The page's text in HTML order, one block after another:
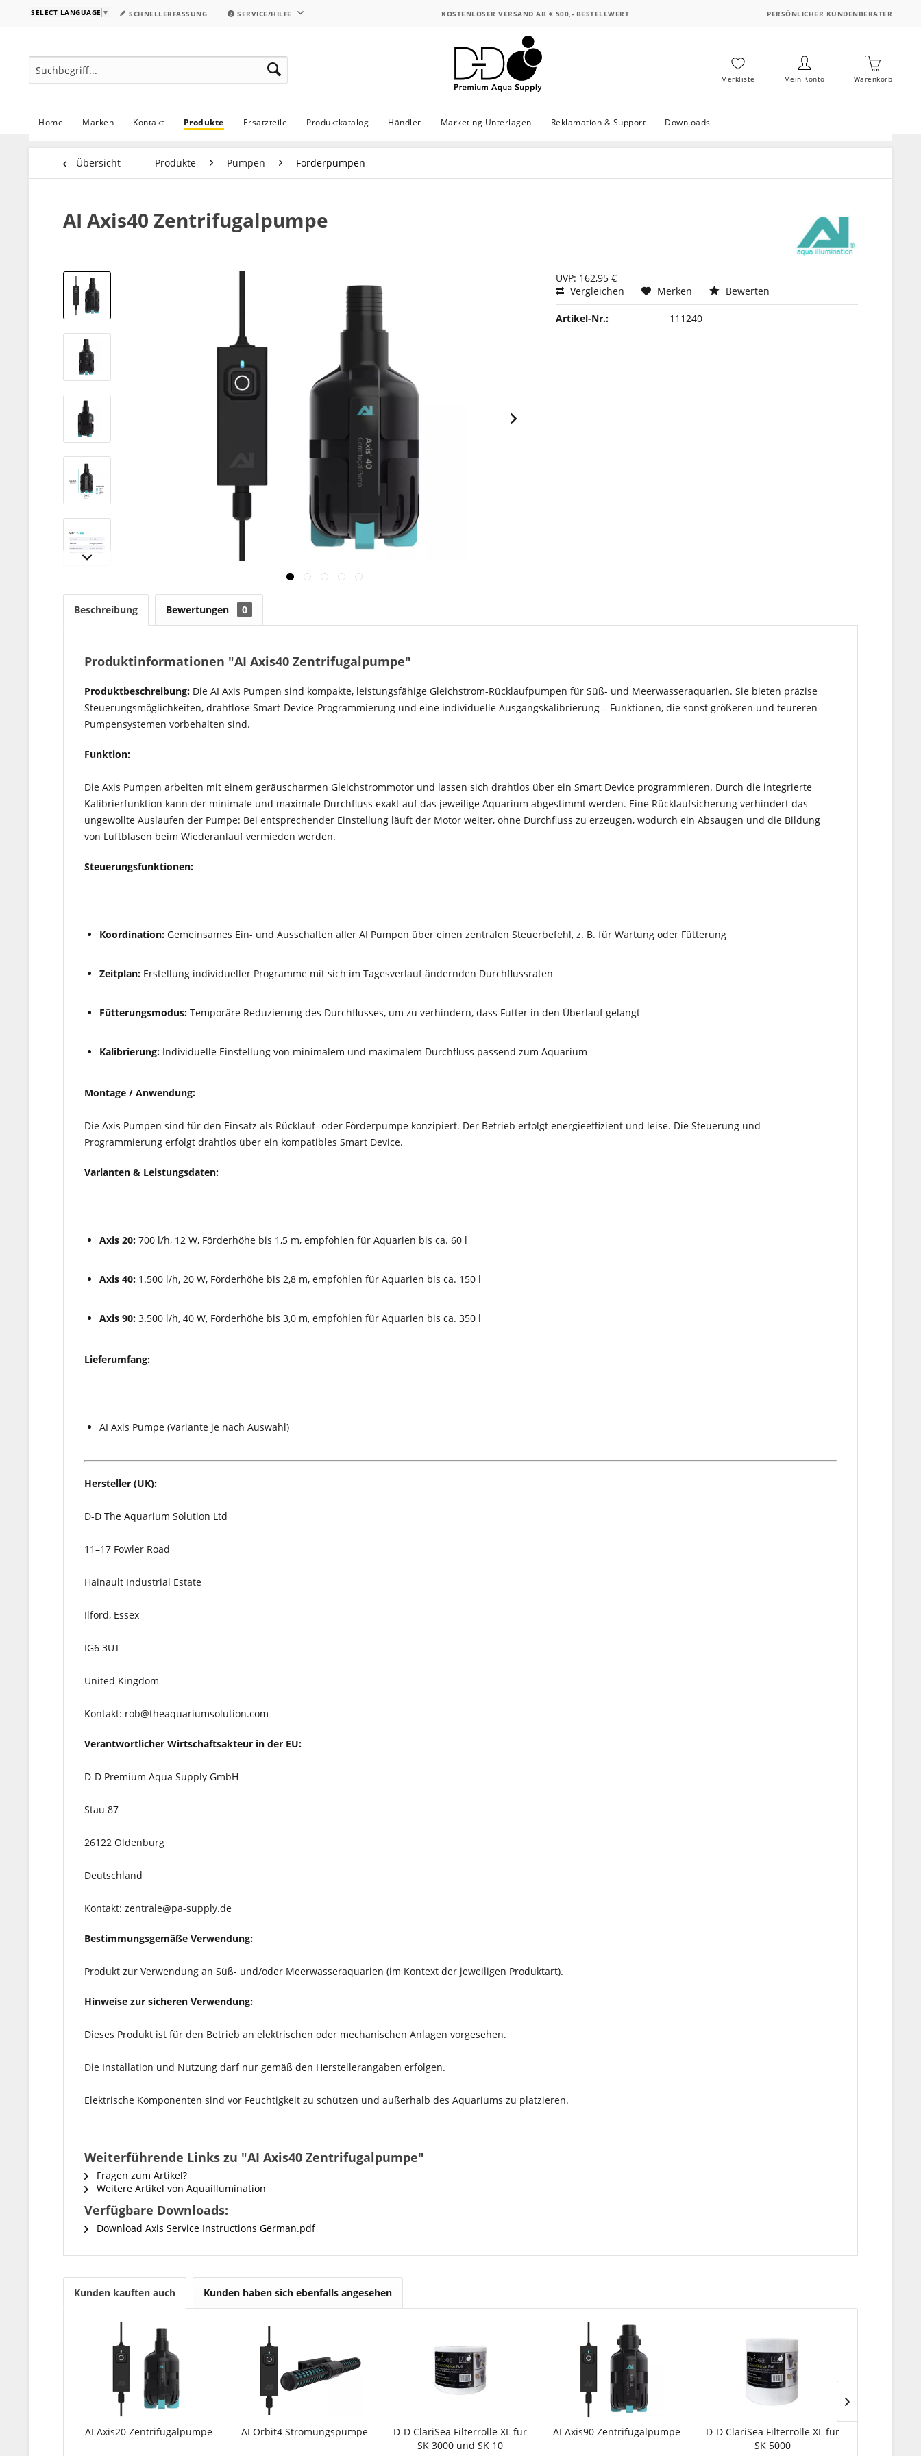
SELECT LANGUAGE ▼ SCHNELLERFASSUNG SERVICE/HILFE KOSTENLOSER VERSAND AB € 500,- BESTELLWERT PERSÖNLICHER KUNDENBERATER
Merkliste Mein Konto Warenkorb
Home Marken Kontakt Produkte Ersatzteile Produktkatalog Händler Marketing Unterlagen Reklamation & Support Downloads
Übersicht Produkte Pumpen Förderpumpen
AI Axis40 Zentrifugalpumpe
UVP: 162,95 €
Vergleichen
Merken Bewerten
Artikel-Nr.: 111240
Beschreibung Bewertungen 0
Produktinformationen "AI Axis40 Zentrifugalpumpe"
Produktbeschreibung: Die AI Axis Pumpen sind kompakte, leistungsfähige Gleichstrom-Rücklaufpumpen für Süß- und Meerwasseraquarien. Sie bieten präzise
Steuerungsmöglichkeiten, drahtlose Smart-Device-Programmierung und eine individuelle Ausgangskalibrierung – Funktionen, die sonst größeren und teureren
Pumpensystemen vorbehalten sind.
Funktion:
Die Axis Pumpen arbeiten mit einem geräuscharmen Gleichstrommotor und lassen sich drahtlos über ein Smart Device programmieren. Durch die integrierte
Kalibrierfunktion kann der minimale und maximale Durchfluss exakt auf das jeweilige Aquarium abgestimmt werden. Eine Rücklaufsicherung verhindert das
ungewollte Auslaufen der Pumpe: Bei entsprechender Einstellung läuft der Motor weiter, ohne Durchfluss zu erzeugen, wodurch ein Absaugen und die Bildung
von Luftblasen beim Wiederanlauf vermieden werden.
Steuerungsfunktionen:
Koordination: Gemeinsames Ein- und Ausschalten aller AI Pumpen über einen zentralen Steuerbefehl, z. B. für Wartung oder Fütterung
Zeitplan: Erstellung individueller Programme mit sich im Tagesverlauf ändernden Durchflussraten
Fütterungsmodus: Temporäre Reduzierung des Durchflusses, um zu verhindern, dass Futter in den Überlauf gelangt
Kalibrierung: Individuelle Einstellung von minimalem und maximalem Durchfluss passend zum Aquarium
Montage / Anwendung:
Die Axis Pumpen sind für den Einsatz als Rücklauf- oder Förderpumpe konzipiert. Der Betrieb erfolgt energieeffizient und leise. Die Steuerung und
Programmierung erfolgt drahtlos über ein kompatibles Smart Device.
Varianten & Leistungsdaten:
Axis 20: 700 l/h, 12 W, Förderhöhe bis 1,5 m, empfohlen für Aquarien bis ca. 60 l
Axis 40: 1.500 l/h, 20 W, Förderhöhe bis 2,8 m, empfohlen für Aquarien bis ca. 150 l
Axis 90: 3.500 l/h, 40 W, Förderhöhe bis 3,0 m, empfohlen für Aquarien bis ca. 350 l
Lieferumfang:
AI Axis Pumpe (Variante je nach Auswahl)
Hersteller (UK):
D-D The Aquarium Solution Ltd
11–17 Fowler Road
Hainault Industrial Estate
Ilford, Essex
IG6 3UT
United Kingdom
Kontakt: rob@theaquariumsolution.com
Verantwortlicher Wirtschaftsakteur in der EU:
D-D Premium Aqua Supply GmbH
Stau 87
26122 Oldenburg
Deutschland
Kontakt: zentrale@pa-supply.de
Bestimmungsgemäße Verwendung:
Produkt zur Verwendung an Süß- und/oder Meerwasseraquarien (im Kontext der jeweiligen Produktart).
Hinweise zur sicheren Verwendung:
Dieses Produkt ist für den Betrieb an elektrischen oder mechanischen Anlagen vorgesehen.
Die Installation und Nutzung darf nur gemäß den Herstellerangaben erfolgen.
Elektrische Komponenten sind vor Feuchtigkeit zu schützen und außerhalb des Aquariums zu platzieren.
Weiterführende Links zu "AI Axis40 Zentrifugalpumpe"
Fragen zum Artikel?
Weitere Artikel von Aquaillumination
Verfügbare Downloads:
Download Axis Service Instructions German.pdf
Kunden kauften auch Kunden haben sich ebenfalls angesehen
AI Axis20 Zentrifugalpumpe AI Orbit4 Strömungspumpe
D-D ClariSea Filterrolle XL für
SK 3000 und SK 10
AI Axis90 Zentrifugalpumpe
D-D ClariSea Filterrolle XL für
SK 5000